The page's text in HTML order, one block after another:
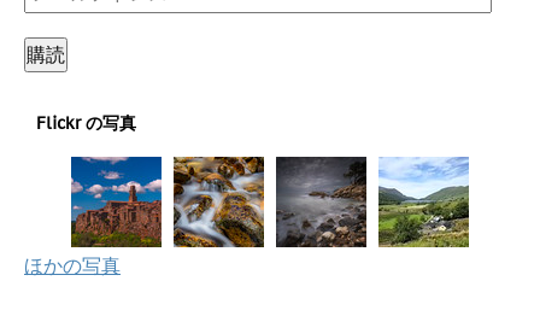
ー
ル
ア
レ
購読
Flickr の写真
ほかの写真